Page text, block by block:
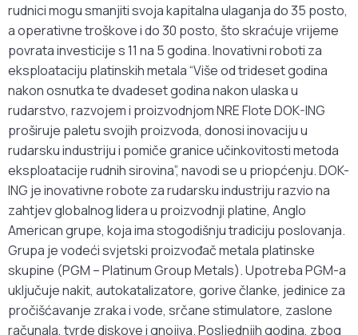
rudnici mogu smanjiti svoja kapitalna ulaganja do 35 posto,
a operativne troškove i do 30 posto, što skraćuje vrijeme
povrata investicije s 11 na 5 godina. Inovativni roboti za
eksploataciju platinskih metala “Više od trideset godina
nakon osnutka te dvadeset godina nakon ulaska u
rudarstvo, razvojem i proizvodnjom NRE Flote DOK-ING
proširuje paletu svojih proizvoda, donosi inovaciju u
rudarsku industriju i pomiče granice učinkovitosti metoda
eksploatacije rudnih sirovina”, navodi se u priopćenju. DOK-
ING je inovativne robote za rudarsku industriju razvio na
zahtjev globalnog lidera u proizvodnji platine, Anglo
American grupe, koja ima stogodišnju tradiciju poslovanja.
Grupa je vodeći svjetski proizvođač metala platinske
skupine (PGM – Platinum Group Metals). Upotreba PGM-a
uključuje nakit, autokatalizatore, gorive članke, jedinice za
pročišćavanje zraka i vode, srčane stimulatore, zaslone
računala, tvrde diskove i gnojiva. Posljednjih godina, zbog